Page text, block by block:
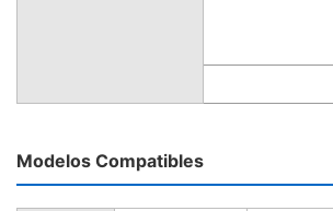
Modelos Compatibles